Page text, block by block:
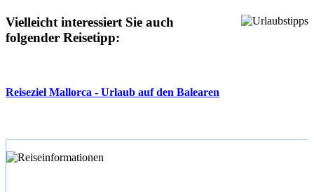
Vielleicht interessiert Sie auch
folgender Reisetipp:
Reiseziel Mallorca - Urlaub auf den Balearen